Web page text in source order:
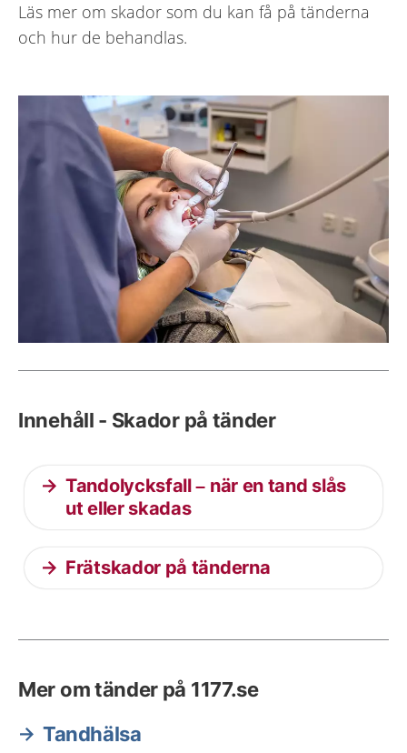
Läs mer om skador som du kan få på tänderna
och hur de behandlas.
Innehåll - Skador på tänder
Tandolycksfall – när en tand slås
ut eller skadas
Frätskador på tänderna
Mer om tänder på 1177.se
Tandhälsa